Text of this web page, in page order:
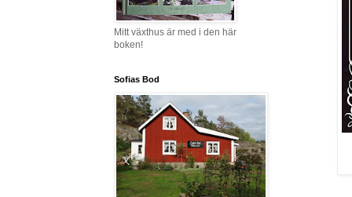
Mitt växthus är med i den här
boken!
Sofias Bod